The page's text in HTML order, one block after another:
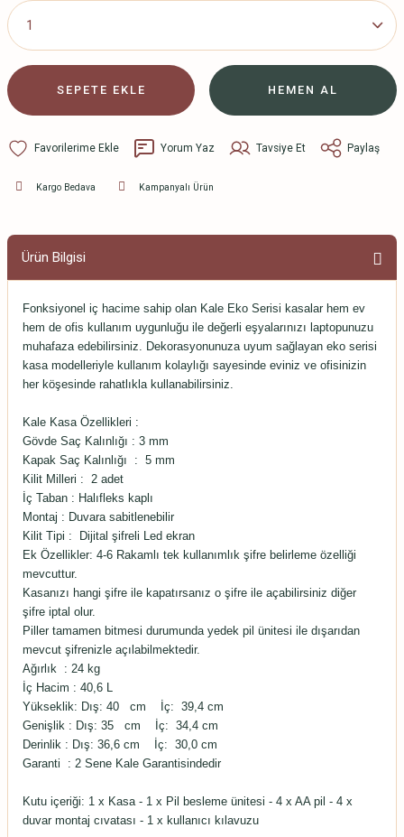
SEPETE EKLE HEMEN AL
Yorum Yaz Tavsiye Et Paylaş
Kargo Bedava Kampanyalı Ürün
Ürün Bilgisi
Fonksiyonel iç hacime sahip olan Kale Eko Serisi kasalar hem ev
hem de ofis kullanım uygunluğu ile değerli eşyalarınızı laptopunuzu
muhafaza edebilirsiniz. Dekorasyonunuza uyum sağlayan eko serisi
kasa modelleriyle kullanım kolaylığı sayesinde eviniz ve ofisinizin
her köşesinde rahatlıkla kullanabilirsiniz.
Kale Kasa Özellikleri :
Gövde Saç Kalınlığı : 3 mm
Kapak Saç Kalınlığı
: 5 mm
Kilit Milleri : 2 adet
İç Taban : Halıfleks kaplı
Montaj : Duvara sabitlenebilir
Kilit Tipi :
Dijital şifreli Led ekran
Ek Özellikler: 4-6 Rakamlı tek kullanımlık şifre belirleme özelliği
mevcuttur.
Kasanızı hangi şifre ile kapatırsanız o şifre ile açabilirsiniz diğer
şifre iptal olur.
Piller tamamen bitmesi durumunda yedek pil ünitesi ile dışarıdan
mevcut şifrenizle açılabilmektedir.
Ağırlık : 24 kg
İç Hacim : 40,6 L
Yükseklik: Dış: 40 cm İç: 39,4 cm
Genişlik : Dış: 35 cm İç: 34,4 cm
Derinlik : Dış: 36,6 cm İç: 30,0 cm
Garanti : 2 Sene Kale Garantisindedir
Kutu içeriği: 1 x Kasa - 1 x Pil besleme ünitesi - 4 x AA pil - 4 x
duvar montaj cıvatası - 1 x kullanıcı kılavuzu